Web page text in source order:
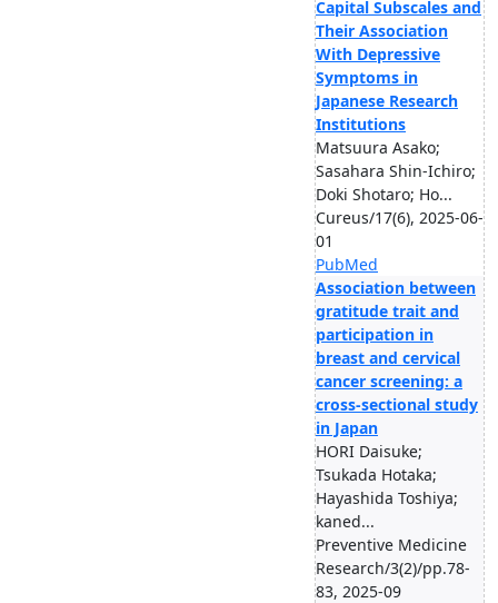
Capital Subscales and
Their Association
With Depressive
Symptoms in
Japanese Research
Institutions
Matsuura Asako;
Sasahara Shin-Ichiro;
Doki Shotaro; Ho...
Cureus/17(6), 2025-06-
01
PubMed
Association between
gratitude trait and
participation in
breast and cervical
cancer screening: a
cross-sectional study
in Japan
HORI Daisuke;
Tsukada Hotaka;
Hayashida Toshiya;
kaned...
Preventive Medicine
Research/3(2)/pp.78-
83, 2025-09